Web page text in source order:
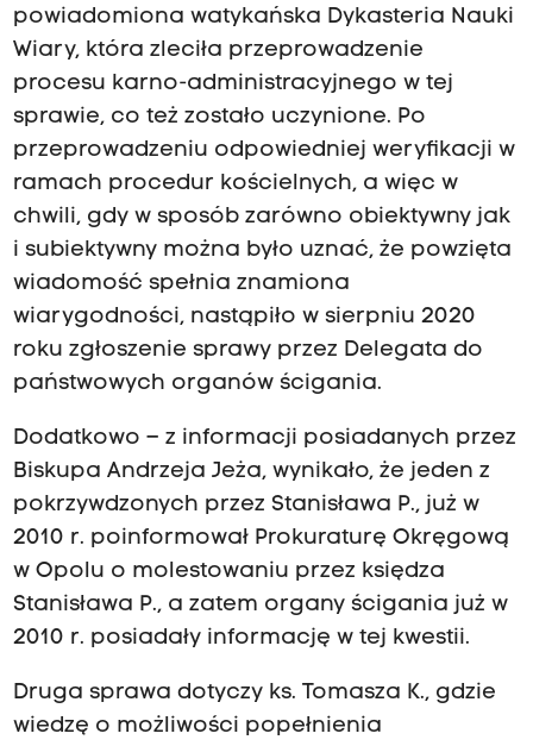
powiadomiona watykańska Dykasteria Nauki
Wiary, która zleciła przeprowadzenie
procesu karno-administracyjnego w tej
sprawie, co też zostało uczynione. Po
przeprowadzeniu odpowiedniej weryfikacji w
ramach procedur kościelnych, a więc w
chwili, gdy w sposób zarówno obiektywny jak
i subiektywny można było uznać, że powzięta
wiadomość spełnia znamiona
wiarygodności, nastąpiło w sierpniu 2020
roku zgłoszenie sprawy przez Delegata do
państwowych organów ścigania.
Dodatkowo – z informacji posiadanych przez
Biskupa Andrzeja Jeża, wynikało, że jeden z
pokrzywdzonych przez Stanisława P., już w
2010 r. poinformował Prokuraturę Okręgową
w Opolu o molestowaniu przez księdza
Stanisława P., a zatem organy ścigania już w
2010 r. posiadały informację w tej kwestii.
Druga sprawa dotyczy ks. Tomasza K., gdzie
wiedzę o możliwości popełnienia